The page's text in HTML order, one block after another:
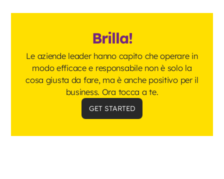
Brilla!
Le aziende leader hanno capito che operare in
modo efficace e responsabile non è solo la
cosa giusta da fare, ma è anche positivo per il
business. Ora tocca a te.
GET STARTED